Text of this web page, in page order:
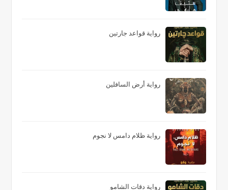
رواية قواعد جارتين
رواية أرض السافلين
رواية ظلام دامس لا نجوم
رواية دقات الشامو